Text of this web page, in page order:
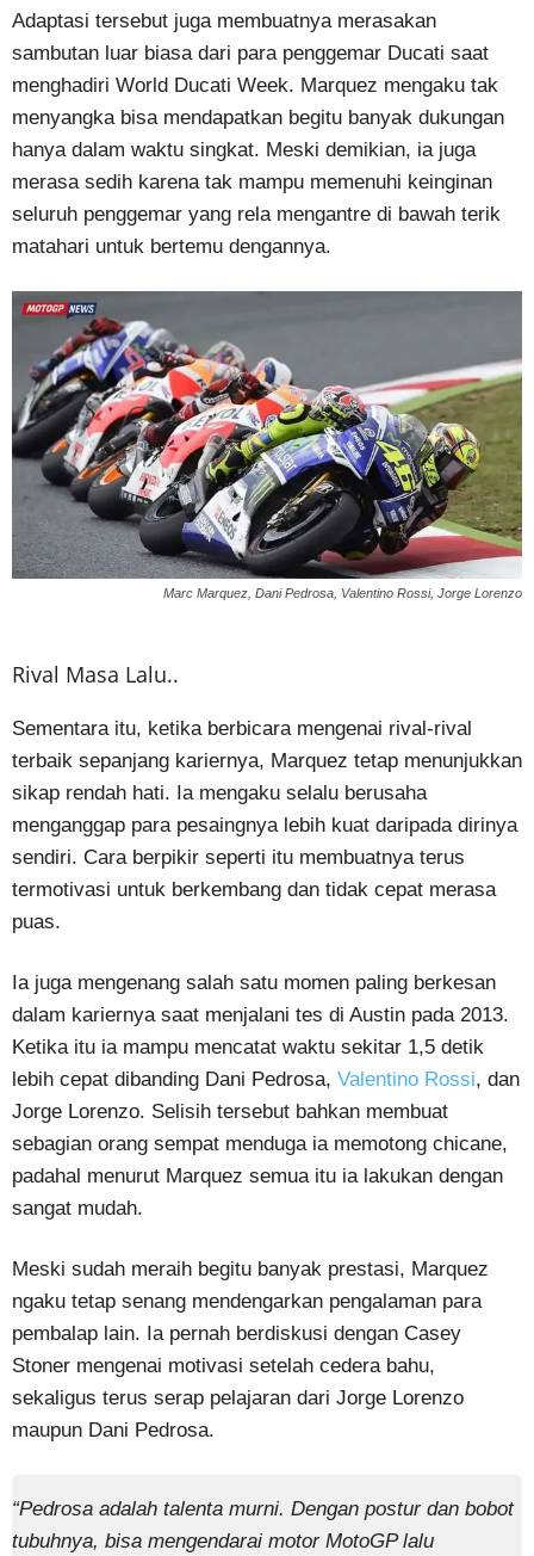
Adaptasi tersebut juga membuatnya merasakan
sambutan luar biasa dari para penggemar Ducati saat
menghadiri World Ducati Week. Marquez mengaku tak
menyangka bisa mendapatkan begitu banyak dukungan
hanya dalam waktu singkat. Meski demikian, ia juga
merasa sedih karena tak mampu memenuhi keinginan
seluruh penggemar yang rela mengantre di bawah terik
matahari untuk bertemu dengannya.
Marc Marquez, Dani Pedrosa, Valentino Rossi, Jorge Lorenzo
Rival Masa Lalu..
Sementara itu, ketika berbicara mengenai rival-rival
terbaik sepanjang kariernya, Marquez tetap menunjukkan
sikap rendah hati. Ia mengaku selalu berusaha
menganggap para pesaingnya lebih kuat daripada dirinya
sendiri. Cara berpikir seperti itu membuatnya terus
termotivasi untuk berkembang dan tidak cepat merasa
puas.
Ia juga mengenang salah satu momen paling berkesan
dalam kariernya saat menjalani tes di Austin pada 2013.
Ketika itu ia mampu mencatat waktu sekitar 1,5 detik
lebih cepat dibanding Dani Pedrosa, Valentino Rossi, dan
Jorge Lorenzo. Selisih tersebut bahkan membuat
sebagian orang sempat menduga ia memotong chicane,
padahal menurut Marquez semua itu ia lakukan dengan
sangat mudah.
Meski sudah meraih begitu banyak prestasi, Marquez
ngaku tetap senang mendengarkan pengalaman para
pembalap lain. Ia pernah berdiskusi dengan Casey
Stoner mengenai motivasi setelah cedera bahu,
sekaligus terus serap pelajaran dari Jorge Lorenzo
maupun Dani Pedrosa.
“Pedrosa adalah talenta murni. Dengan postur dan bobot
tubuhnya, bisa mengendarai motor MotoGP lalu